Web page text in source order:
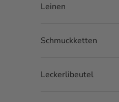
Leinen
Schmuckketten
Leckerlibeutel